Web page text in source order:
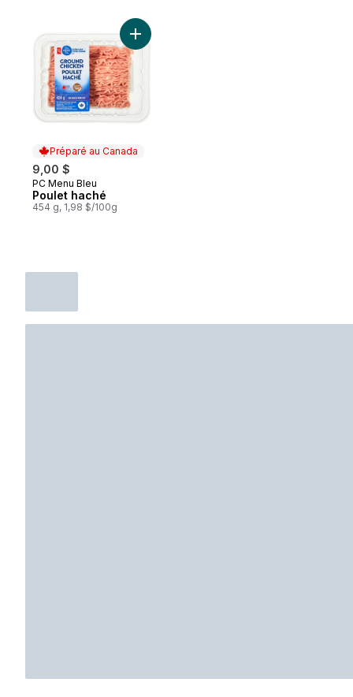
Préparé au Canada
9,00 $
Préparé au Canada
PC Menu Bleu
Poulet haché
454 g, 1,98 $/100g
Ajouter Poulet haché au panier